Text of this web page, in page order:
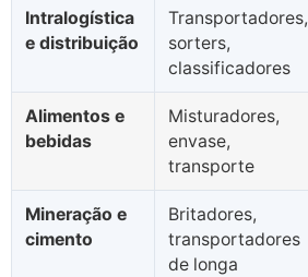
Intralogística
e distribuição
Transportadores,
sorters,
classificadores
Alimentos e
bebidas
Misturadores,
envase,
transporte
Mineração e
cimento
Britadores,
transportadores
de longa